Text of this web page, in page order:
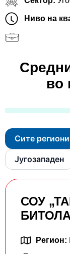
Ниво на
во
Сите региони
Југозападен
СОУ
Регион: